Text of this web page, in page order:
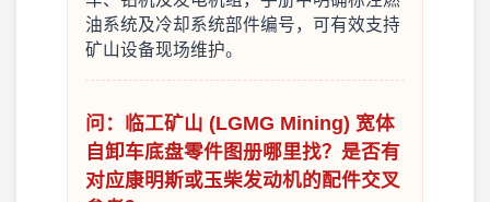
油系统及冷却系统部件编号，可有效支持
矿山设备现场维护。
问：临工矿山 (LGMG Mining) 宽体
自卸车底盘零件图册哪里找？是否有
对应康明斯或玉柴发动机的配件交叉